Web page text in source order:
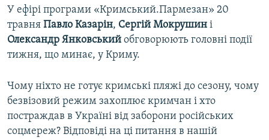
ІНФОГРАФІКА
ДОЛУЧАЙСЯ!
У ефірі програми «Кримський.Пармезан» 20
травня Павло Казарін, Сергій Мокрушин і
Олександр Янковський обговорюють головні події
тижня, що минає, у Криму.
Чому ніхто не готує кримські пляжі до сезону, чому
безвізовий режим захоплює кримчан і хто
постраждав в Україні від заборони російських
соцмереж? Відповіді на ці питання в нашій